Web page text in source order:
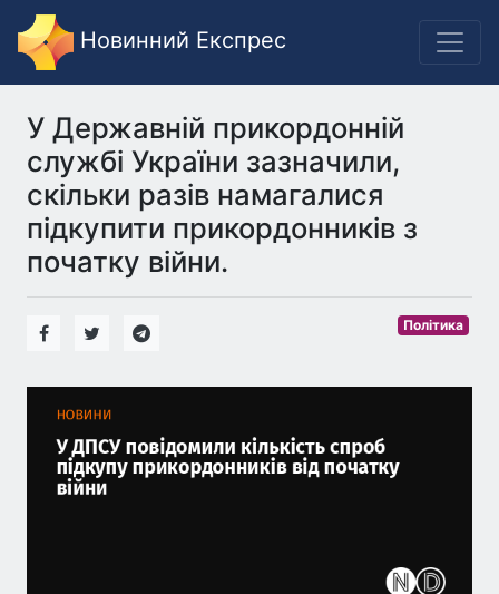
Новинний Експрес
У Державній прикордонній
службі України зазначили,
скільки разів намагалися
підкупити прикордонників з
початку війни.
Політика